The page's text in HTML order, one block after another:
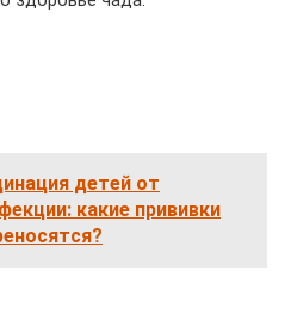
детей от
какие прививки